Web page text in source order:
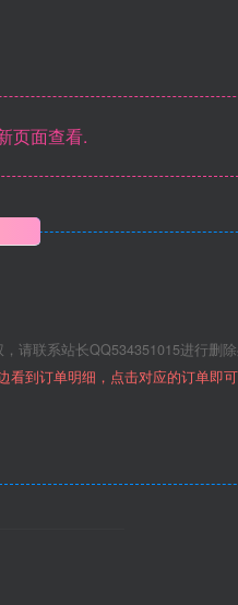
页面查看.
请联系站长QQ534351015进行删除
看到订单明细，点击对应的订单即